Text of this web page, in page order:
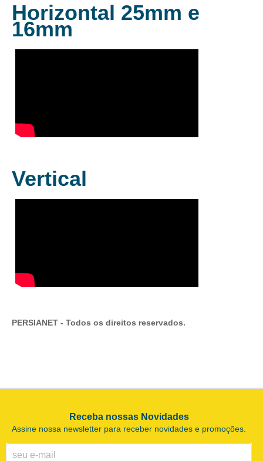
Horizontal 25mm e
16mm
Vertical
PERSIANET - Todos os direitos reservados.
Receba nossas Novidades
Assine nossa newsletter para receber novidades e promoções.